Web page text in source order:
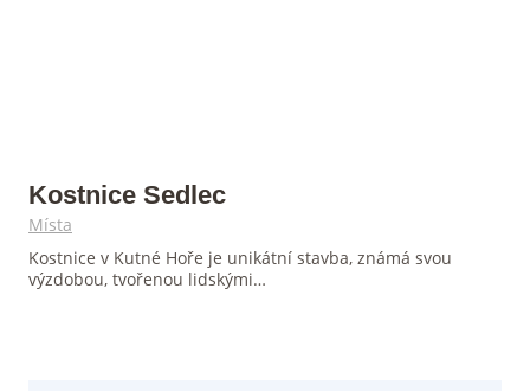
Kostnice Sedlec
Místa
Kostnice v Kutné Hoře je unikátní stavba, známá svou
výzdobou, tvořenou lidskými…